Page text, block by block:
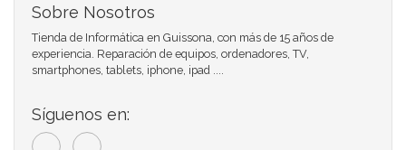
Sobre Nosotros
Tienda de Informática en Guissona, con más de 15 años de
experiencia. Reparación de equipos, ordenadores, TV,
smartphones, tablets, iphone, ipad ....
Síguenos en: